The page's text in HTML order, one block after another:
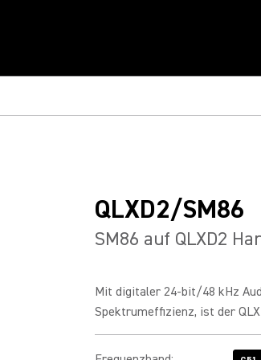
QLXD2/SM86
SM86 auf QLXD2
Mit digitaler 24-bit/48 kHz
Spektrumeffizienz, ist der